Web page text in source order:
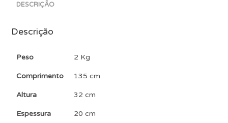
DESCRIÇÃO
Descrição
Peso 2 Kg
Comprimento 135 cm
Altura 32 cm
Espessura 20 cm